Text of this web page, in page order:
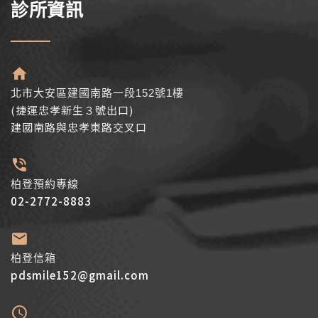
診所資訊
北市大安區建國南路一段152號1樓
(捷運忠孝新生３號出口)
建國南路與忠孝東路交叉口
柏登預約專線
02-2772-8883
柏登信箱
pdsmile152@gmail.com